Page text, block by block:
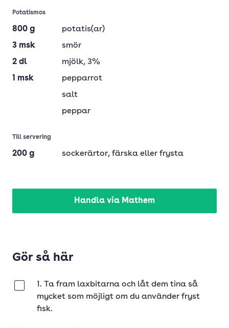
Potatismos
800 g
potatis(ar)
3 msk
smör
2 dl mjölk, 3%
1 msk
pepparrot
salt
peppar
Till servering
200 g sockerärtor, färska eller frysta
Handla via Mathem
Gör så här
1. Ta fram laxbitarna och låt dem tina så
mycket som möjligt om du använder fryst
fisk.